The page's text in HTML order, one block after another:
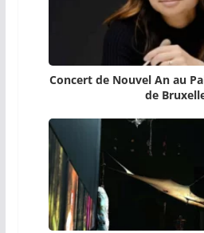
Concert de Nouvel An au
de